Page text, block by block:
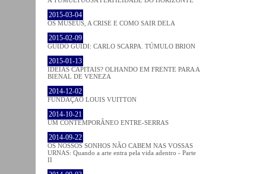
2015-03-04
OS MUSEUS, A CRISE E COMO SAIR DELA
2015-02-09
GUIDO GUIDI: CARLO SCARPA. TÚMULO BRION
2015-01-13
IDEIAS CAPITAIS? OLHANDO EM FRENTE PARA A
BIENAL DE VENEZA
2014-12-02
FUNDAÇÃO LOUIS VUITTON
2014-10-21
UM CONTEMPORÂNEO ENTRE-SERRAS
2014-09-22
OS NOSSOS SONHOS NÃO CABEM NAS VOSSAS
URNAS: Quando a arte entra pela vida adentro - Parte
II